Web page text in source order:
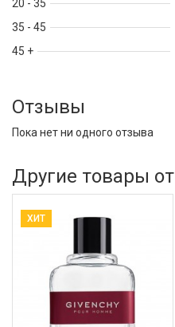
20 - 35
35 - 45
45 +
Отзывы
Пока нет ни одного отзыва
Другие товары от
ХИТ